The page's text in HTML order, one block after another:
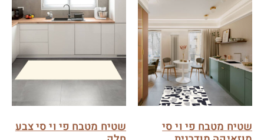
שטיח מטבח פי וי סי שטיח מטבח פי וי סי צבע